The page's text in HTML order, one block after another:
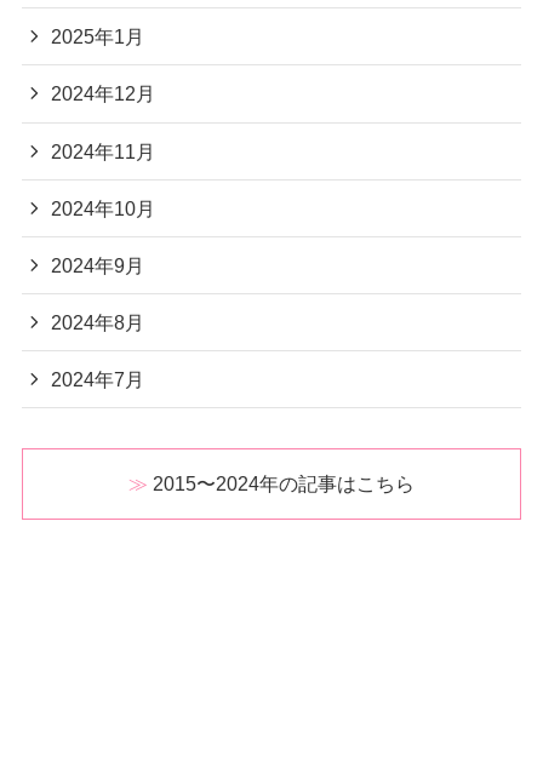
2025年1月
2024年12月
2024年11月
2024年10月
2024年9月
2024年8月
2024年7月
2015〜2024年の記事はこちら